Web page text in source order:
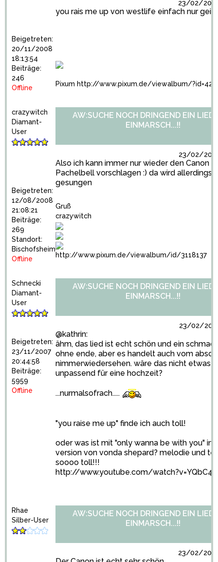
Beigetreten:
20/11/2008
18:13:54
Beiträge:
246
Offline
23/02/
you rais me up von westlife einfach nur geil
Pixum http://www.pixum.de/viewalbum/
crazywitch
Diamant-
User
Beigetreten:
12/08/2008
21:08:21
Beiträge:
269
Standort:
Bischofsheim
Offline
AW:SUCHE NOCH DRINGEND EIN LIED
EINMARSCH...!!
23/02/
Also ich kann immer nur wieder den Canon
Pachelbell vorschlagen :) da wird allerdings
gesungen
Gruß
crazywitch
http://www.pixum.de/viewalbum/id/3118137
Schnecki
Diamant-
User
Beigetreten:
23/11/2007
20:44:58
Beiträge:
5959
Offline
AW:SUCHE NOCH DRINGEND EIN LIED
EINMARSCH...!!
23/02/
@kathrin:
ähm, das lied ist echt schön und ein
ohne ende, aber es handelt auch vom
nimmerwiedersehen. wäre das nicht etwas
unpassend für eine hochzeit?
...nurmalsofrach.....
"you raise me up" finde ich auch toll!
oder was ist mit "only wanna be with you" in
version von vonda shepard? melodie und
soooo toll!!!
http://www.youtube.com/
Rhae
Silber-User
AW:SUCHE NOCH DRINGEND EIN LIED
EINMARSCH...!!
23/02/